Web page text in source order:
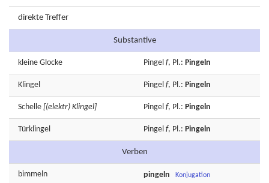
direkte Treffer
Substantive
kleine Glocke Pingel f, Pl.: Pingeln
Klingel Pingel f, Pl.: Pingeln
Schelle [(elektr) Klingel] Pingel f, Pl.: Pingeln
Türklingel Pingel f, Pl.: Pingeln
Verben
bimmeln pingeln Konjugation